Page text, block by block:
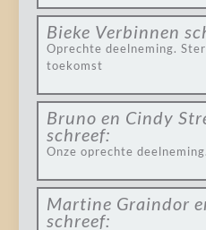
Bieke Verbinnen
Oprechte deelneming.
toekomst
Bruno en Cindy
schreef:
Onze oprechte
Martine Graindor
schreef: